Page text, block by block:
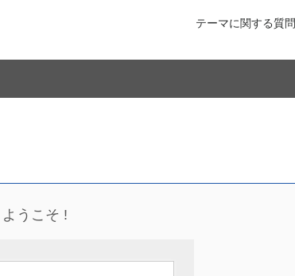
テーマに関する質問
ようこそ !